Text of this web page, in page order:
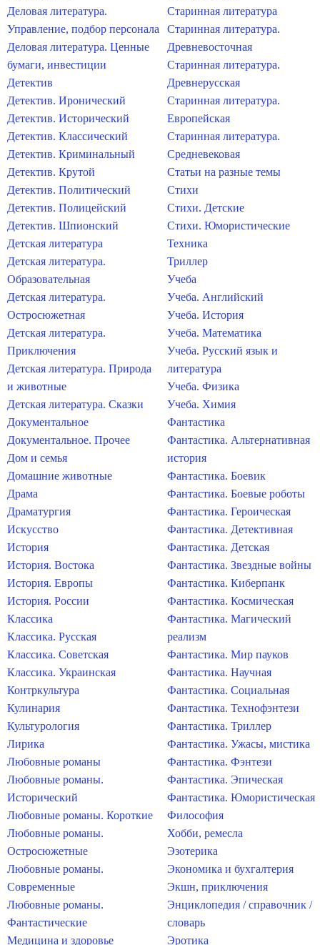
Деловая литература.
Управление, подбор персонала
Деловая литература. Ценные
бумаги, инвестиции
Детектив
Детектив. Иронический
Детектив. Исторический
Детектив. Классический
Детектив. Криминальный
Детектив. Крутой
Детектив. Политический
Детектив. Полицейский
Детектив. Шпионский
Детская литература
Детская литература.
Образовательная
Детская литература.
Остросюжетная
Детская литература.
Приключения
Детская литература. Природа
и животные
Детская литература. Сказки
Документальное
Документальное. Прочее
Дом и семья
Домашние животные
Драма
Драматургия
Искусство
История
История. Востока
История. Европы
История. России
Классика
Классика. Русская
Классика. Советская
Классика. Украинская
Контркультура
Кулинария
Культурология
Лирика
Любовные романы
Любовные романы.
Исторический
Любовные романы. Короткие
Любовные романы.
Остросюжетные
Любовные романы.
Современные
Любовные романы.
Фантастические
Медицина и здоровье
Старинная литература
Старинная литература.
Древневосточная
Старинная литература.
Древнерусская
Старинная литература.
Европейская
Старинная литература.
Средневековая
Статьи на разные темы
Стихи
Стихи. Детские
Стихи. Юмористические
Техника
Триллер
Учеба
Учеба. Английский
Учеба. История
Учеба. Математика
Учеба. Русский язык и
литература
Учеба. Физика
Учеба. Химия
Фантастика
Фантастика. Альтернативная
история
Фантастика. Боевик
Фантастика. Боевые роботы
Фантастика. Героическая
Фантастика. Детективная
Фантастика. Детская
Фантастика. Звездные войны
Фантастика. Киберпанк
Фантастика. Космическая
Фантастика. Магический
реализм
Фантастика. Мир пауков
Фантастика. Научная
Фантастика. Социальная
Фантастика. Технофэнтези
Фантастика. Триллер
Фантастика. Ужасы, мистика
Фантастика. Фэнтези
Фантастика. Эпическая
Фантастика. Юмористическая
Философия
Хобби, ремесла
Эзотерика
Экономика и бухгалтерия
Экшн, приключения
Энциклопедия / справочник /
словарь
Эротика